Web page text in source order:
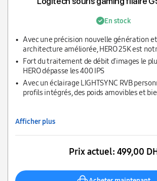
En stock
Avec une précision nouvelle génération
architecture améliorée, HERO 25K est
gaming le plus précis jamais conçu.
Fort du traitement de débit d'images le
HERO dépasse les 400 IPS
Avec un éclairage LIGHTSYNC RVB
profils intégrés, des poids amovibles et
Afficher plus
Prix actuel: 499,00